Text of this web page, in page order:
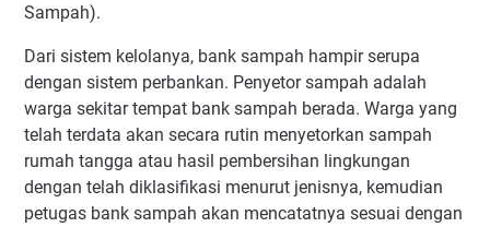
Sampah).
Dari sistem kelolanya, bank sampah hampir serupa
dengan sistem perbankan. Penyetor sampah adalah
warga sekitar tempat bank sampah berada. Warga yang
telah terdata akan secara rutin menyetorkan sampah
rumah tangga atau hasil pembersihan lingkungan
dengan telah diklasifikasi menurut jenisnya, kemudian
petugas bank sampah akan mencatatnya sesuai dengan